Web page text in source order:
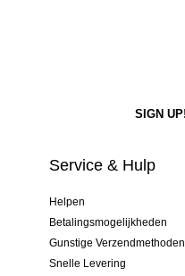
Service & Hulp
Helpen
Betalingsmogelijkheden
Gunstige Verzendmethoden
Snelle Levering